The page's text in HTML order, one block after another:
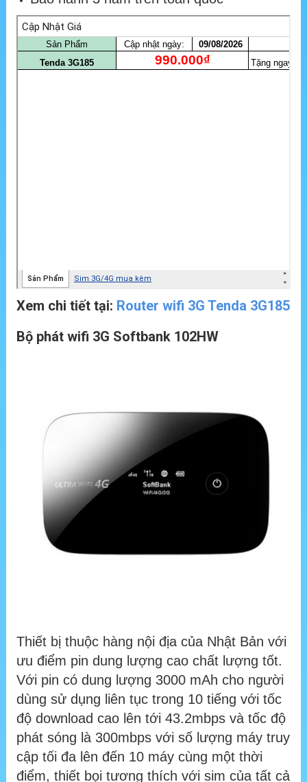
Xem chi tiết tại: Router wifi 3G Tenda 3G185
Bộ phát wifi 3G Softbank 102HW
Thiết bị thuộc hàng nội địa của Nhật Bản với
ưu điểm pin dung lượng cao chất lượng tốt.
Với pin có dung lượng 3000 mAh cho người
dùng sử dụng liên tục trong 10 tiếng với tốc
độ download cao lên tới 43.2mbps và tốc độ
phát sóng là 300mbps với số lượng máy truy
cập tối đa lên đến 10 máy cùng một thời
điểm, thiết bọi tương thích với sim của tất cả